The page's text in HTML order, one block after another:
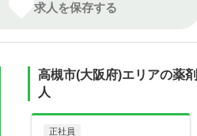
求人を保存する
高槻市(大阪府)エリアの薬
人
正社員